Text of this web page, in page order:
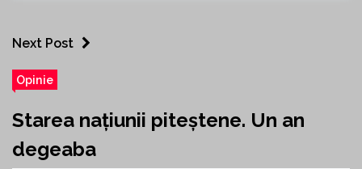
Next Post
Opinie
Starea națiunii piteștene. Un an
degeaba